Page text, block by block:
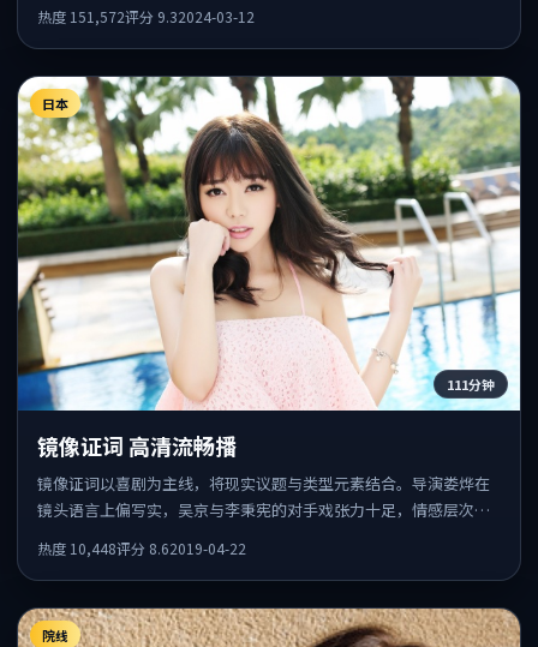
热度 151,572评分 9.32024-03-12
日本
111分钟
镜像证词 高清流畅播
镜像证词以喜剧为主线，将现实议题与类型元素结合。导演娄烨在
镜头语言上偏写实，吴京与李秉宪的对手戏张力十足，情感层次丰
热度 10,448评分 8.62019-04-22
院线